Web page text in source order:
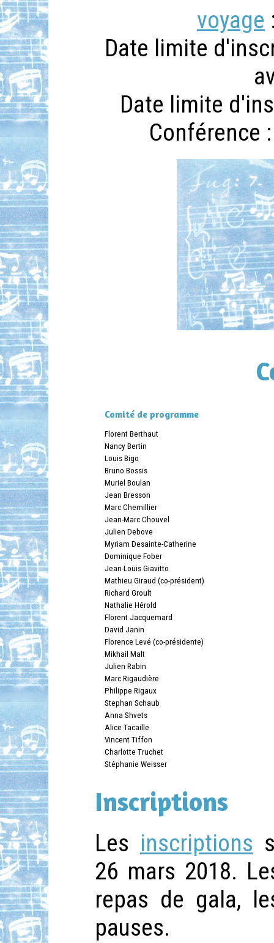
voyage
Date limite
Date limite
Conférence
Comité de programme
Florent Berthaut
Nancy Bertin
Louis Bigo
Bruno Bossis
Muriel Boulan
Jean Bresson
Marc Chemillier
Jean-Marc Chouvel
Julien Debove
Myriam Desainte-Catherine
Dominique Fober
Jean-Louis Giavitto
Mathieu Giraud (co-président)
Richard Groult
Nathalie Hérold
Florent Jacquemard
David Janin
Florence Levé (co-présidente)
Mikhail Malt
Julien Rabin
Marc Rigaudière
Philippe Rigaux
Stephan Schaub
Anna Shvets
Alice Tacaille
Vincent Tiffon
Charlotte Truchet
Stéphanie Weisser
Inscriptions
Les inscriptions
26 mars 2018.
repas de gala,
pauses.